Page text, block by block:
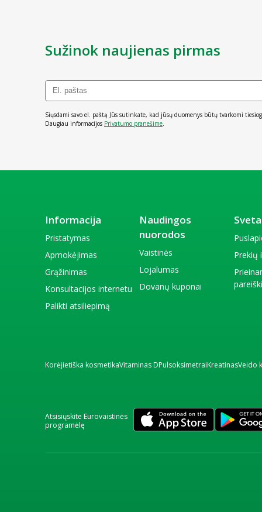
Sužinok naujienas pirmas
Siųsdami savo el. paštą Jūs sutinkate, kad jūsų duomenys būtų tvarkomi
Daugiau informacijos Privatumo pranešime
Informacija
Pristatymas
Apmokėjimas
Grąžinimas
Konsultacijos internetu
Palikti atsiliepimą
Naudingos
nuorodos
Vaistinės
Lojalumas
Dovanų kuponai
Prekių
Korėjietiška kosmetikaVitaminas DPulsoksimetraiKreatinasVeido
Atsisiųskite Eurovaistinės
programėlę